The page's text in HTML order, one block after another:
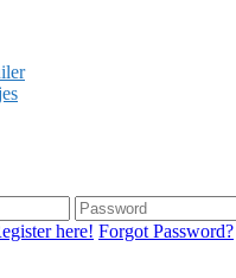
here! Forgot Password?